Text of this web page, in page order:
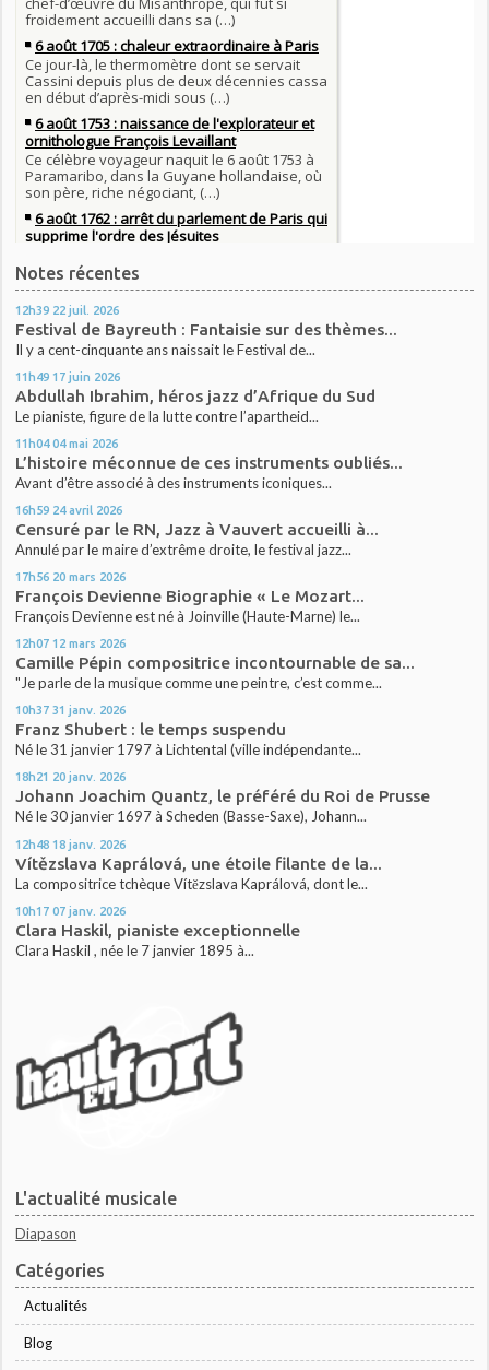
Notes récentes
12h39 22 juil. 2026
Festival de Bayreuth : Fantaisie sur des thèmes...
Il y a cent-cinquante ans naissait le Festival de...
11h49 17 juin 2026
Abdullah Ibrahim, héros jazz d’Afrique du Sud
Le pianiste, figure de la lutte contre l’apartheid...
11h04 04 mai 2026
L’histoire méconnue de ces instruments oubliés...
Avant d’être associé à des instruments iconiques...
16h59 24 avril 2026
Censuré par le RN, Jazz à Vauvert accueilli à...
Annulé par le maire d’extrême droite, le festival jazz...
17h56 20 mars 2026
François Devienne Biographie « Le Mozart...
François Devienne est né à Joinville (Haute-Marne) le...
12h07 12 mars 2026
Camille Pépin compositrice incontournable de sa...
"Je parle de la musique comme une peintre, c’est comme...
10h37 31 janv. 2026
Franz Shubert : le temps suspendu
Né le 31 janvier 1797 à Lichtental (ville indépendante...
18h21 20 janv. 2026
Johann Joachim Quantz, le préféré du Roi de Prusse
Né le 30 janvier 1697 à Scheden (Basse-Saxe), Johann...
12h48 18 janv. 2026
Vítězslava Kaprálová, une étoile filante de la...
La compositrice tchèque Vítězslava Kaprálová, dont le...
10h17 07 janv. 2026
Clara Haskil, pianiste exceptionnelle
Clara Haskil , née le 7 janvier 1895 à...
L'actualité musicale
Diapason
Catégories
Actualités
Blog